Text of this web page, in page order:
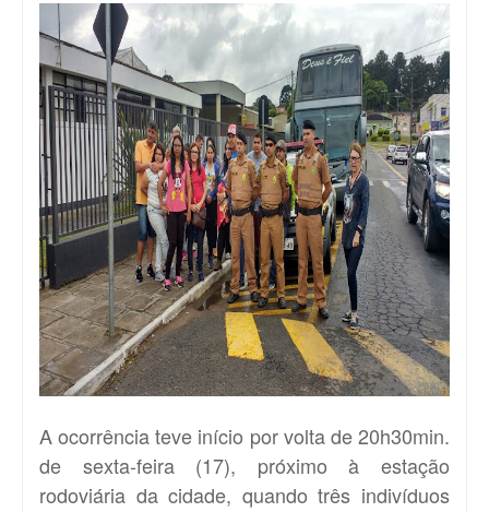
A ocorrência teve início por volta de 20h30min.
de sexta-feira (17), próximo à estação
rodoviária da cidade, quando três indivíduos